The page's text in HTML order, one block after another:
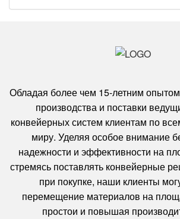
Обладая более чем 15-летним
производства и поставки
конвейерных систем клиентам по
миру. Уделяя особое внимание
надежности и эффективности на
стремясь поставлять конвейерные
при покупке, наши клиенты
перемещение материалов на
простои и повышая